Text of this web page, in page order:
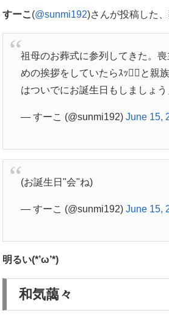
すーこ (@sunmi192)さんが投稿した
祖母のお葬式に参列してきた。
めの挨拶をしていたらｽｯ🖐🏻と親
はついでにお誕生日もしましょ
— すーこ (@sunmi192) June 15,
(お誕生日"会"ね)
— すーこ (@sunmi192) June 15,
明るい(*’ω’*)
和気藹々